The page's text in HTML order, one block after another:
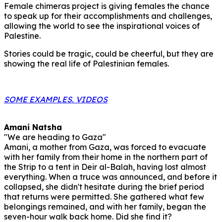
Female chimeras project is giving females the chance
to speak up for their accomplishments and challenges,
allowing the world to see the inspirational voices of
Palestine.
Stories could be tragic, could be cheerful, but they are
showing the real life of Palestinian females.
SOME EXAMPLES. VIDEOS
Amani Natsha
"We are heading to Gaza"
Amani, a mother from Gaza, was forced to evacuate
with her family from their home in the northern part of
the Strip to a tent in Deir al-Balah, having lost almost
everything. When a truce was announced, and before it
collapsed, she didn't hesitate during the brief period
that returns were permitted. She gathered what few
belongings remained, and with her family, began the
seven-hour walk back home. Did she find it?